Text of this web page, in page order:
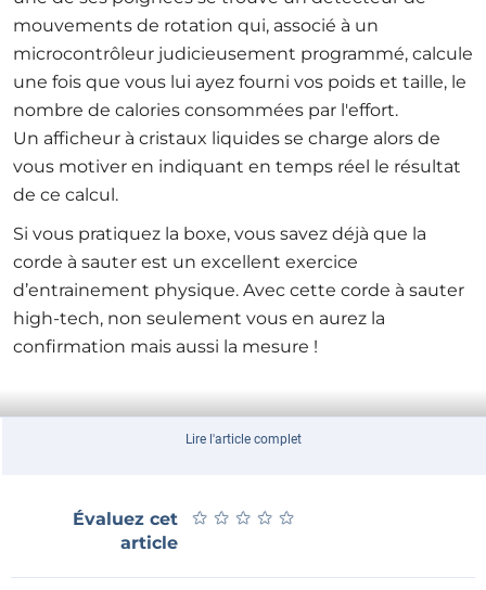
mouvements de rotation qui, associé à un
microcontrôleur judicieusement programmé, calcule
une fois que vous lui ayez fourni vos poids et taille, le
nombre de calories consommées par l'effort.
Un afficheur à cristaux liquides se charge alors de
vous motiver en indiquant en temps réel le résultat
de ce calcul.
Si vous pratiquez la boxe, vous savez déjà que la
corde à sauter est un excellent exercice
d’entrainement physique. Avec cette corde à sauter
high-tech, non seulement vous en aurez la
confirmation mais aussi la mesure !
Lire l'article complet
Évaluez cet
article
★ ★ ★ ★ ★
★ ★ ★ ★ ★